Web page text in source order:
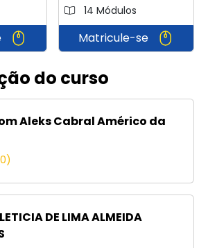
14 Módulos
Matricule-se
do curso
Aleks Cabral Américo da
DE LIMA ALMEIDA